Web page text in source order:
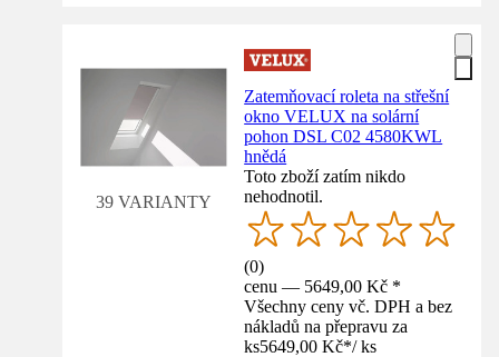
39 VARIANTY
Zatemňovací roleta na střešní
okno VELUX na solární
pohon DSL C02 4580KWL
hnědá
Toto zboží zatím nikdo
nehodnotil.
(0)
cenu — 5649,00 Kč *
Všechny ceny vč. DPH a bez
nákladů na přepravu za
ks5649,00 Kč*/ ks